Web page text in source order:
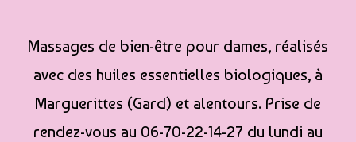
Massages de bien-être pour dames, réalisés
avec des huiles essentielles biologiques, à
Marguerittes (Gard) et alentours. Prise de
rendez-vous au 06-70-22-14-27 du lundi au